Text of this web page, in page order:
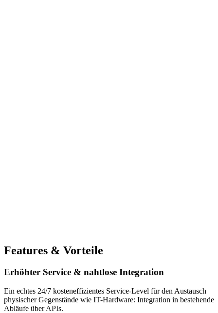
Features & Vorteile
Erhöhter Service & nahtlose Integration
Ein echtes 24/7 kosteneffizientes Service-Level für den Austausch
physischer Gegenstände wie IT-Hardware: Integration in bestehende
Abläufe über APIs.